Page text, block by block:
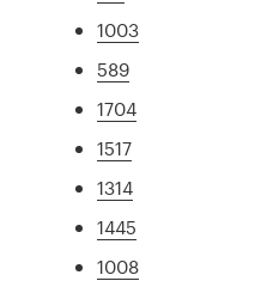
1003
589
1704
1517
1314
1445
1008